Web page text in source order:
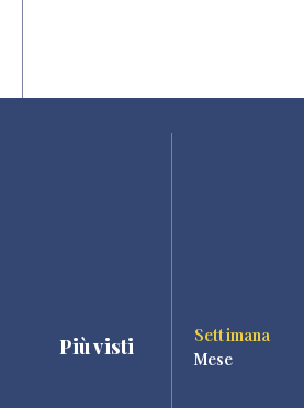
Più visti
Settimana
Mese